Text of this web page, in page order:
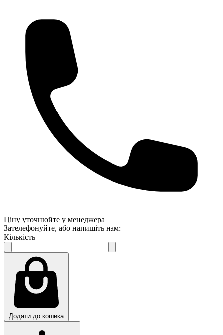
Ціну уточнюйте у менеджера
Зателефонуйте, або напишіть нам:
Кількість
Додати до кошика